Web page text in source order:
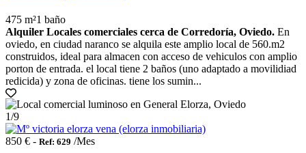
475 m²1 baño
Alquiler Locales comerciales cerca de Corredoría, Oviedo. En
oviedo, en ciudad naranco se alquila este amplio local de 560.m2
construidos, ideal para almacen con acceso de vehiculos con amplio
porton de entrada. el local tiene 2 baños (uno adaptado a movilidiad
redicida) y zona de oficinas. tiene los sumin...
1/9
850 € - Ref: 629 /Mes